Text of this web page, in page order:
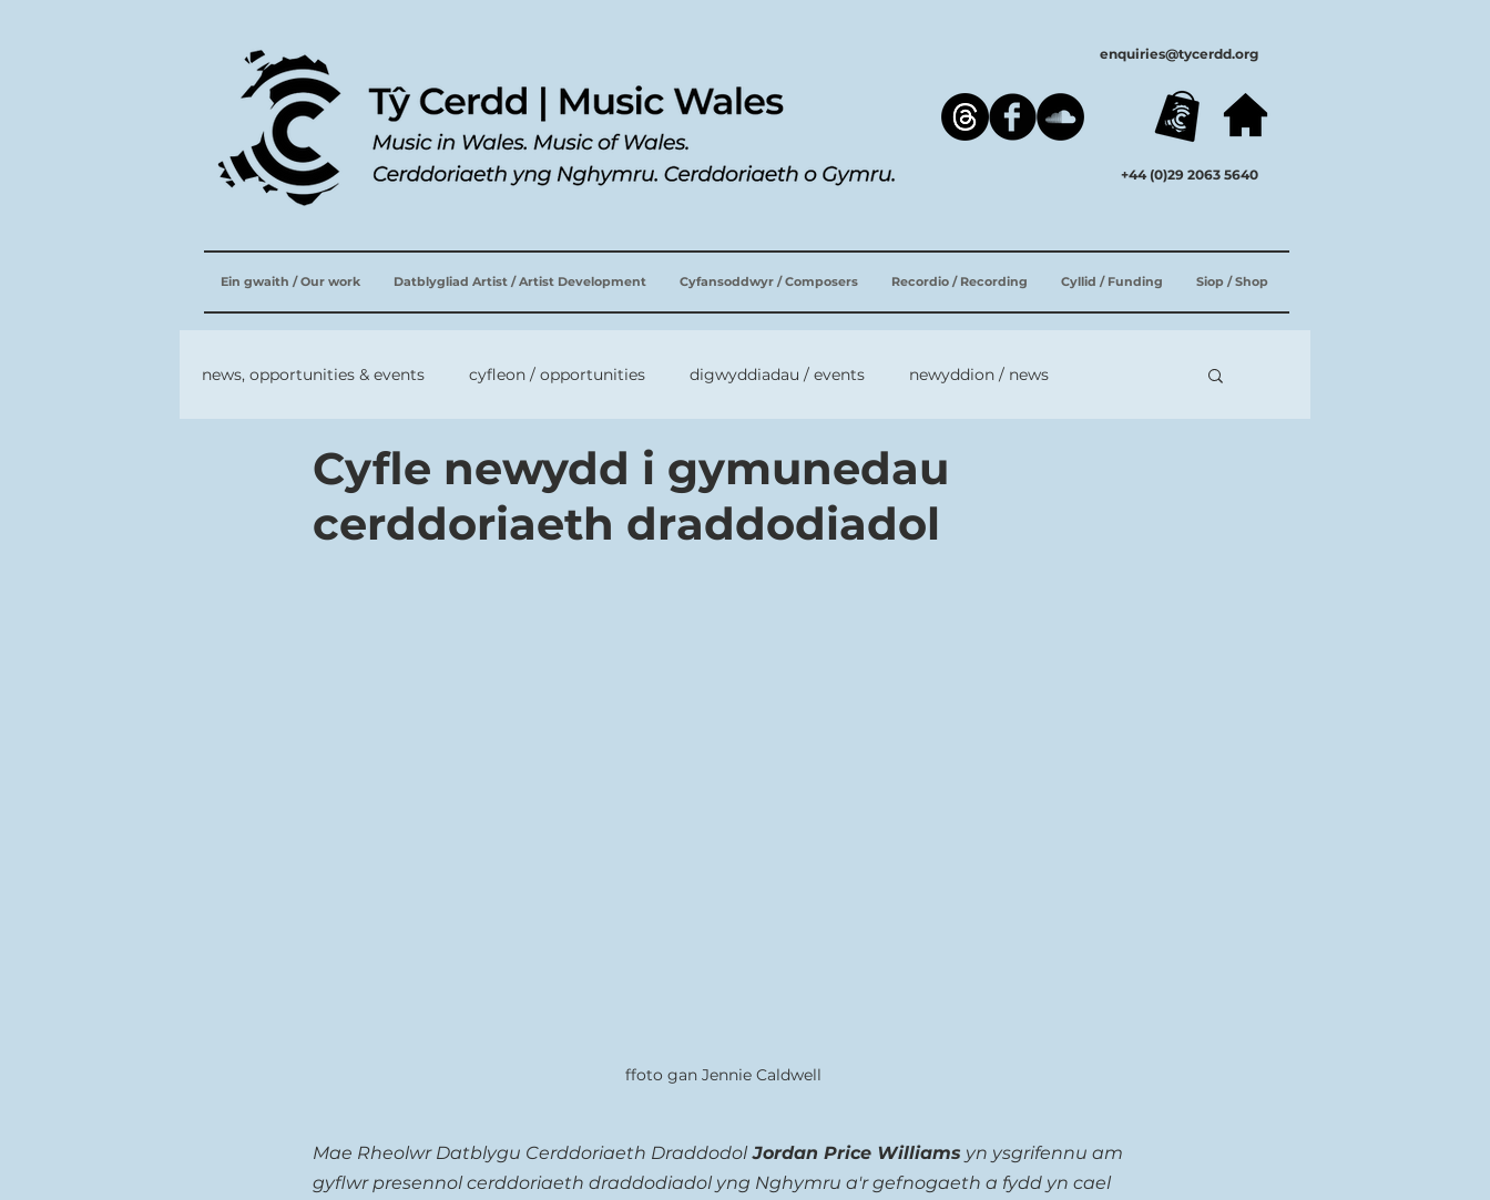
enquiries@tycerdd.org
+44 (0)29 2063 5640
Ein gwaith / Our work Datblygliad Artist / Artist Development Cyfansoddwyr / Composers Recordio / Recording Cyllid / Funding Siop / Shop
news, opportunities & events cyfleon / opportunities digwyddiadau / events newyddion / news
Cyfle newydd i gymunedau
cerddoriaeth draddodiadol
ffoto gan Jennie Caldwell
Mae Rheolwr Datblygu Cerddoriaeth Draddodol Jordan Price Williams yn ysgrifennu am
gyflwr presennol cerddoriaeth draddodiadol yng Nghymru a'r gefnogaeth a fydd yn cael